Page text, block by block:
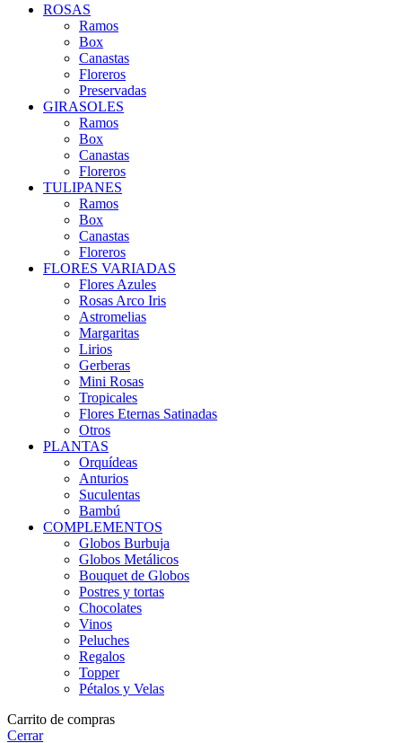
ROSAS
Ramos
Box
Canastas
Floreros
Preservadas
GIRASOLES
Ramos
Box
Canastas
Floreros
TULIPANES
Ramos
Box
Canastas
Floreros
FLORES VARIADAS
Flores Azules
Rosas Arco Iris
Astromelias
Margaritas
Lirios
Gerberas
Mini Rosas
Tropicales
Flores Eternas Satinadas
Otros
PLANTAS
Orquídeas
Anturios
Suculentas
Bambú
COMPLEMENTOS
Globos Burbuja
Globos Metálicos
Bouquet de Globos
Postres y tortas
Chocolates
Vinos
Peluches
Regalos
Topper
Pétalos y Velas
Carrito de compras
Cerrar